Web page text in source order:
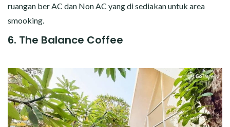
ruangan ber AC dan Non AC yang di sediakan untuk area
smooking.
6. The Balance Coffee